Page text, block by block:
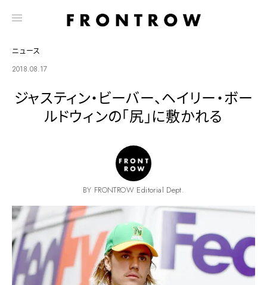
ニュース
2018.08.17
ジャスティン・ビーバー、ヘイリー・ボー
ルドウィンの「尻」に敷かれる
BY FRONTROW Editorial Dept.